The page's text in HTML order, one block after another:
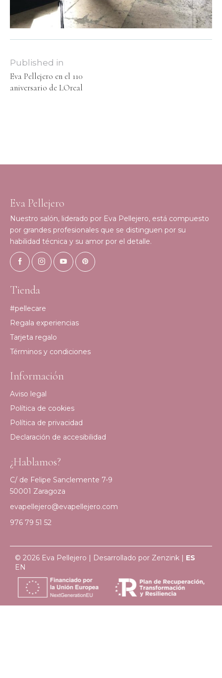
Published in
Eva Pellejero en el 110
aniversario de LOreal
Eva Pellejero
Nuestro salón, liderado por Eva Pellejero, está compuesto
por grandes profesionales que se distinguen por su
habilidad técnica y su amor por el detalle.
Tienda
#pellecare
Regala experiencias
Tarjeta regalo
Términos y condiciones
Información
Aviso legal
Política de cookies
Política de privacidad
Declaración de accesibilidad
¿Hablamos?
C/ de Felipe Sanclemente 7-9
50001 Zaragoza
evapellejero@evapellejero.com
976 79 51 52
© 2026 Eva Pellejero | Desarrollado por Zenzink | ES
EN